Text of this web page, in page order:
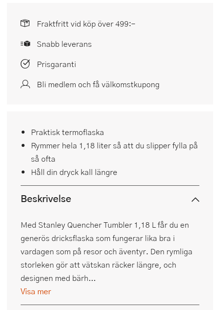
Fraktfritt vid köp över 499:-
Snabb leverans
Prisgaranti
Bli medlem och få välkomstkupong
Praktisk termoflaska
Rymmer hela 1,18 liter så att du slipper fylla på
så ofta
Håll din dryck kall längre
Beskrivelse
Med Stanley Quencher Tumbler 1,18 L får du en
generös dricksflaska som fungerar lika bra i
vardagen som på resor och äventyr. Den rymliga
storleken gör att vätskan räcker längre, och
designen med bärh...
Visa mer